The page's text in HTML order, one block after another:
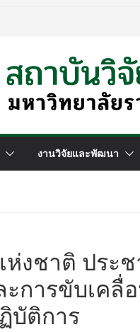
งานวิจัยและพัฒนา
งชาติ ประ
การขับเคลื่
บัติการ